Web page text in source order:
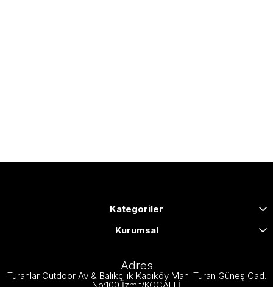
Kategoriler
Kurumsal
Adres
Turanlar Outdoor Av & Balıkçılık Kadıköy Mah. Turan Güneş Cad.